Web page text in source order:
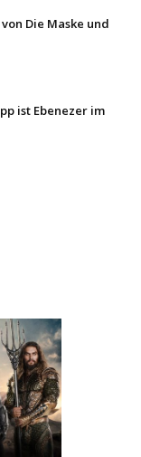
Die Maske und
ist Ebenezer im